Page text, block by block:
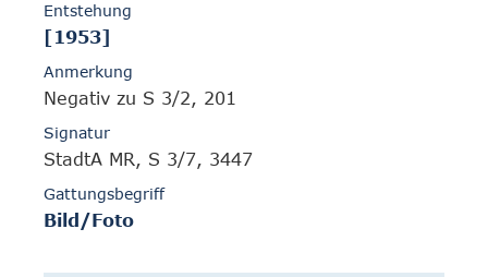
Entstehung
[1953]
Anmerkung
Negativ zu S 3/2, 201
Signatur
StadtA MR, S 3/7, 3447
Gattungsbegriff
Bild/Foto